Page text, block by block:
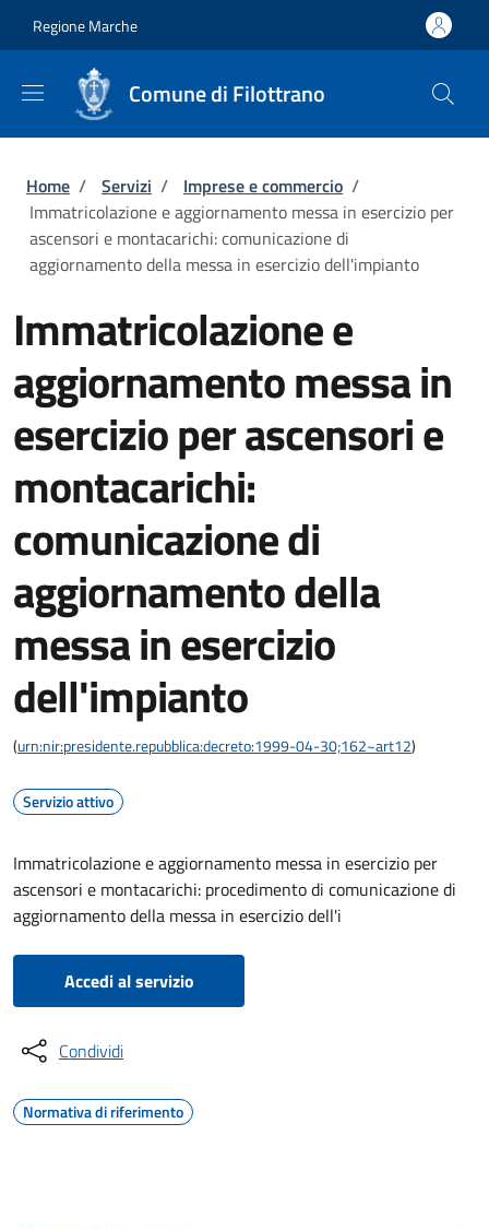
Regione Marche
Comune di Filottrano
Briciole di pane
Home / Servizi / Imprese e commercio /
Immatricolazione e aggiornamento messa in esercizio per
ascensori e montacarichi: comunicazione di
aggiornamento della messa in esercizio dell'impianto
Immatricolazione e
aggiornamento messa in
esercizio per ascensori e
montacarichi:
comunicazione di
aggiornamento della
messa in esercizio
dell'impianto
(urn:nir:presidente.repubblica:decreto:1999-04-30;162~art12)
Servizio attivo
Immatricolazione e aggiornamento messa in esercizio per
ascensori e montacarichi: procedimento di comunicazione di
aggiornamento della messa in esercizio dell'i
Accedi al servizio
Condividi
Normativa di riferimento